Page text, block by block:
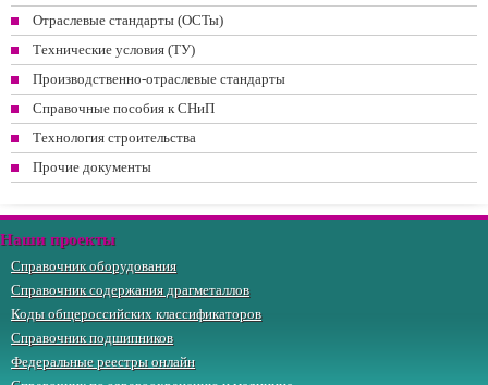
Отраслевые стандарты (ОСТы)
Технические условия (ТУ)
Производственно-отраслевые стандарты
Справочные пособия к СНиП
Технология строительства
Прочие документы
Наши проекты
Справочник оборудования
Справочник содержания драгметаллов
Коды общероссийских классификаторов
Справочник подшипников
Федеральные реестры онлайн